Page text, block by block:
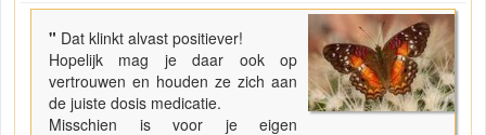
" Dat klinkt alvast positiever!
Hopelijk mag je daar ook op
vertrouwen en houden ze zich aan
de juiste dosis medicatie.
Misschien is voor je eigen